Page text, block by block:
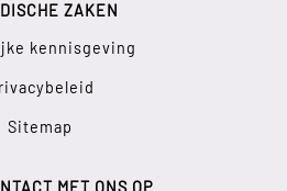
ZAKEN
kennisgeving
Sitemap
MET ONS OP